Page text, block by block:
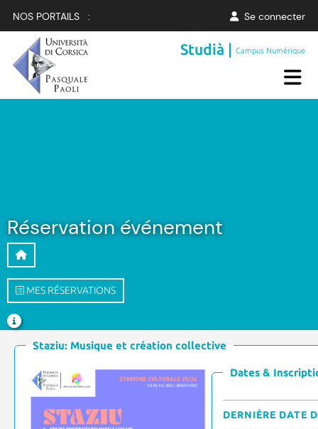
NOS PORTAILS : Se connecter
Studià |Campus Numérique
Réservation événement
MES RÉSERVATIONS
Staziu: Musique et création collective
Dates &
DERNIÈRE DATE